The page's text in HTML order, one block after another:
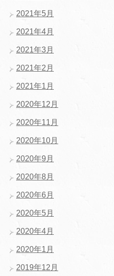
2021年5月
2021年4月
2021年3月
2021年2月
2021年1月
2020年12月
2020年11月
2020年10月
2020年9月
2020年8月
2020年6月
2020年5月
2020年4月
2020年1月
2019年12月